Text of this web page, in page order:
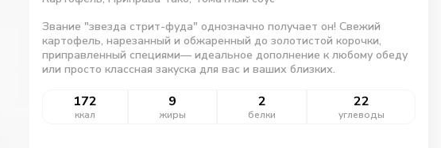
Звание "звезда стрит-фуда" однозначно получает он! Свежий
картофель, нарезанный и обжаренный до золотистой корочки,
приправленный специями— идеальное дополнение к любому обеду
или просто классная закуска для вас и ваших близких.
172
ккал
9
жиры
2
белки
22
углеводы